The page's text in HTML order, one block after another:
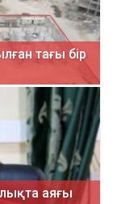
тағы бір
аяғы